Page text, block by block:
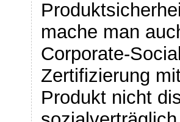
mache man
Corporate-
Zertifizierung
Produkt nicht